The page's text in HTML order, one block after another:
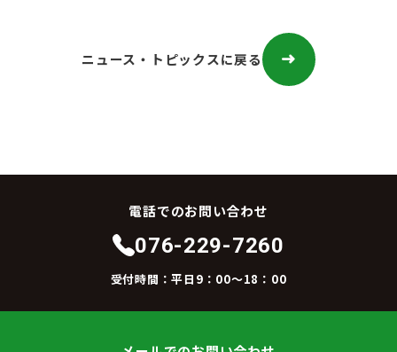
ニュース・トピックスに戻る
電話でのお問い合わせ
076-229-7260
受付時間：平日9：00～18：00